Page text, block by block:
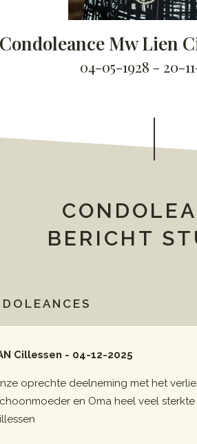
Condoleance Mw Lien
04-05-1928 - 20-
BERICHT
Cillessen - 04-12-2025
oprechte deelneming met het
en Oma heel veel sterkte